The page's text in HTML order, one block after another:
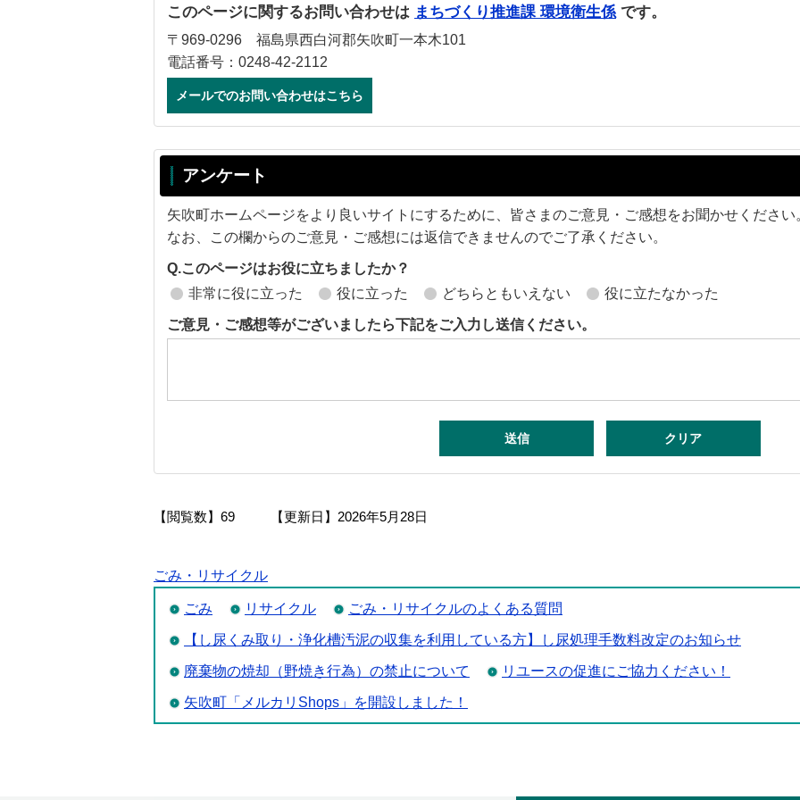
このページに関するお問い合わせは まちづくり推進課 環境衛生係 です。
〒969-0296 福島県西白河郡矢吹町一本木101
電話番号：0248-42-2112
メールでのお問い合わせはこちら
アンケート
矢吹町ホームページをより良いサイトにするために、皆さまのご意見・ご感想をお聞かせください
なお、この欄からのご意見・ご感想には返信できませんのでご了承ください。
Q.このページはお役に立ちましたか？
非常に役に立った
役に立った どちらともいえない 役に立たなかった
ご意見・ご感想等がございましたら下記をご入力し送信ください。
【閲覧数】 69 【更新日】 2026年5月28日
ごみ・リサイクル
ごみ リサイクル ごみ・リサイクルのよくある質問
【し尿くみ取り・浄化槽汚泥の収集を利用している方】し尿処理手数料改定のお知らせ
廃棄物の焼却（野焼き行為）の禁止について リユースの促進にご協力ください！
矢吹町「メルカリShops」を開設しました！